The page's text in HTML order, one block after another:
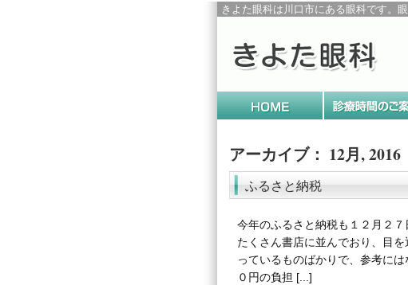
きよた眼科は川口市にある眼科です。
アーカイブ： 12月, 2016
ふるさと納税
今年のふるさと納税も１２月２
たくさん書店に並んでおり、目
っているものばかりで、参考に
０円の負担 [...]